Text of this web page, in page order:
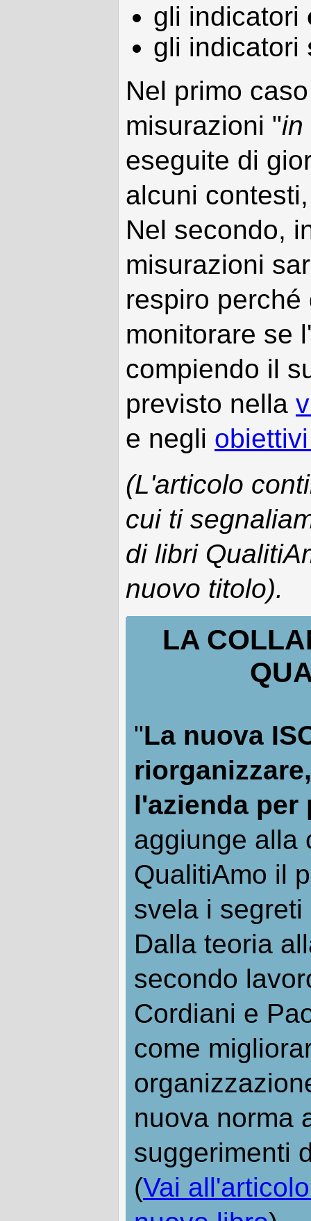
gli indicatori
gli indicatori
Nel primo
misurazioni "in
eseguite di
alcuni
Nel secondo,
misurazioni
respiro perché
monitorare se
compiendo il
previsto nella
e negli
(L'articolo
cui ti
di libri
nuovo titolo).
LA
"La nuova
l'azienda per
aggiunge alla
QualitiAmo il
svela i
Dalla teoria
secondo
Cordiani e
come
nuova norma
suggerimenti
(Vai